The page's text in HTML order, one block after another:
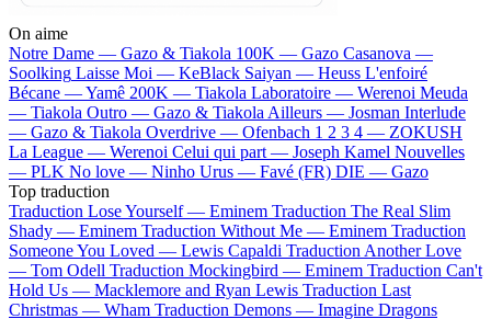
On aime
Notre Dame — Gazo & Tiakola 100K — Gazo Casanova —
Soolking Laisse Moi — KeBlack Saiyan — Heuss L'enfoiré
Bécane —Yamê 200K — Tiakola Laboratoire — Werenoi Meuda
— Tiakola Outro — Gazo & Tiakola Ailleurs — Josman Interlude
— Gazo & Tiakola Overdrive — Ofenbach 1 2 3 4 — ZOKUSH
La League — Werenoi Celui qui part — Joseph Kamel Nouvelles
— PLK No love — Ninho Urus — Favé (FR) DIE — Gazo
Top traduction
Traduction Lose Yourself — Eminem Traduction The Real Slim
Shady — Eminem Traduction Without Me — Eminem Traduction
Someone You Loved — Lewis Capaldi Traduction Another Love
— Tom Odell Traduction Mockingbird — Eminem Traduction Can't
Hold Us — Macklemore and Ryan Lewis Traduction Last
Christmas — Wham Traduction Demons — Imagine Dragons